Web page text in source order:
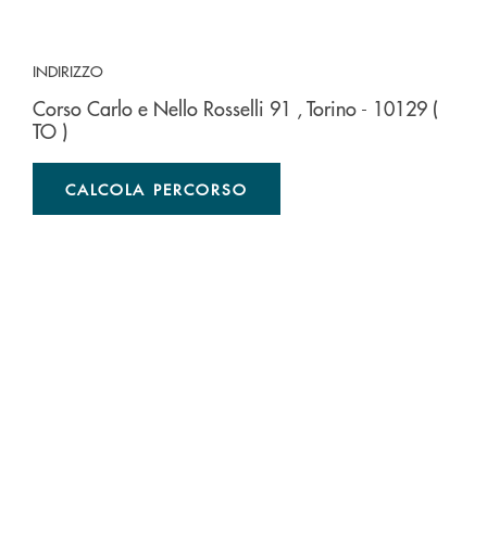
INDIRIZZO
Corso Carlo e Nello Rosselli 91 , Torino - 10129 (
TO )
CALCOLA PERCORSO